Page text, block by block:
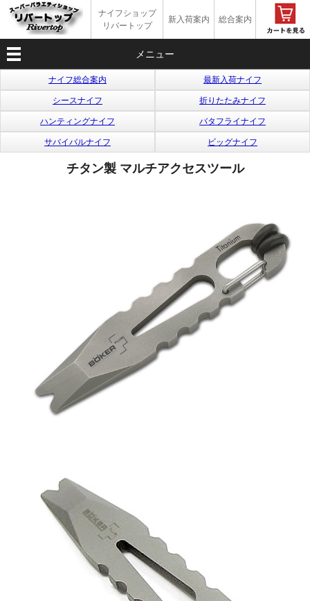
ナイフショップ
リバートップ
新入荷案内 総合案内
メニュー
ナイフ総合案内 最新入荷ナイフ
シースナイフ 折りたたみナイフ
ハンティングナイフ バタフライナイフ
サバイバルナイフ ビッグナイフ
チタン製 マルチアクセスツール